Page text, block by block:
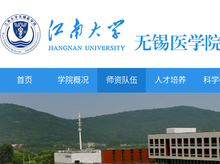
首页 学院概况 师资队伍 人才培养 科